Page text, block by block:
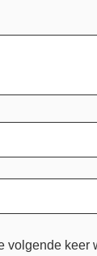
volgende keer